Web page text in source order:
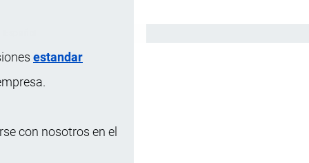
estandar
con nosotros en el